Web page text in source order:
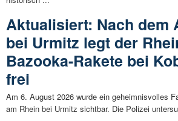
Aktualisiert: Nach dem
bei Urmitz legt der
Bazooka-Rakete bei
frei
Am 6. August 2026 wurde ein geheimnisvolles
am Rhein bei Urmitz sichtbar. Die Polizei